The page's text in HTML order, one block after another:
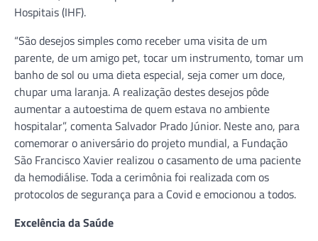
Hospitais (IHF).
“São desejos simples como receber uma visita de um
parente, de um amigo pet, tocar um instrumento, tomar um
banho de sol ou uma dieta especial, seja comer um doce,
chupar uma laranja. A realização destes desejos pôde
aumentar a autoestima de quem estava no ambiente
hospitalar”, comenta Salvador Prado Júnior. Neste ano, para
comemorar o aniversário do projeto mundial, a Fundação
São Francisco Xavier realizou o casamento de uma paciente
da hemodiálise. Toda a cerimônia foi realizada com os
protocolos de segurança para a Covid e emocionou a todos.
Excelência da Saúde